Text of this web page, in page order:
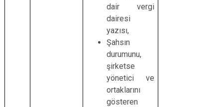
dair vergi
dairesi
yazısı,
Şahsın
durumunu,
şirketse
yönetici ve
ortaklarını
gösteren